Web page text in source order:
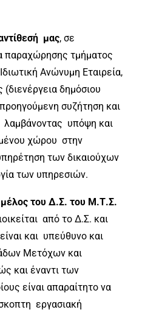
μας, σε
παραχώρησης τμήματος
Ανώνυμη Εταιρεία,
δημόσιου
συζήτηση και
υπόψη και
χώρου στην
των δικαιούχων
των υπηρεσιών.
του Δ.Σ. του Μ.Τ.Σ.
από το Δ.Σ. και
και υπεύθυνο και
Μετόχων και
και έναντι των
είναι απαραίτητο να
εργασιακή